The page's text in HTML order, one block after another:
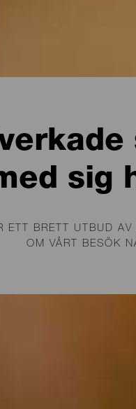
sig
ETT BRETT UTBUD
OM VÅRT BESÖK